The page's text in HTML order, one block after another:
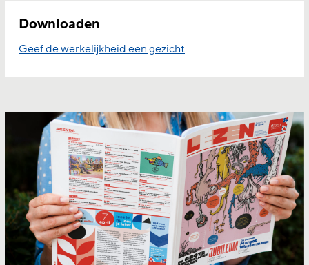
Downloaden
Geef de werkelijkheid een gezicht